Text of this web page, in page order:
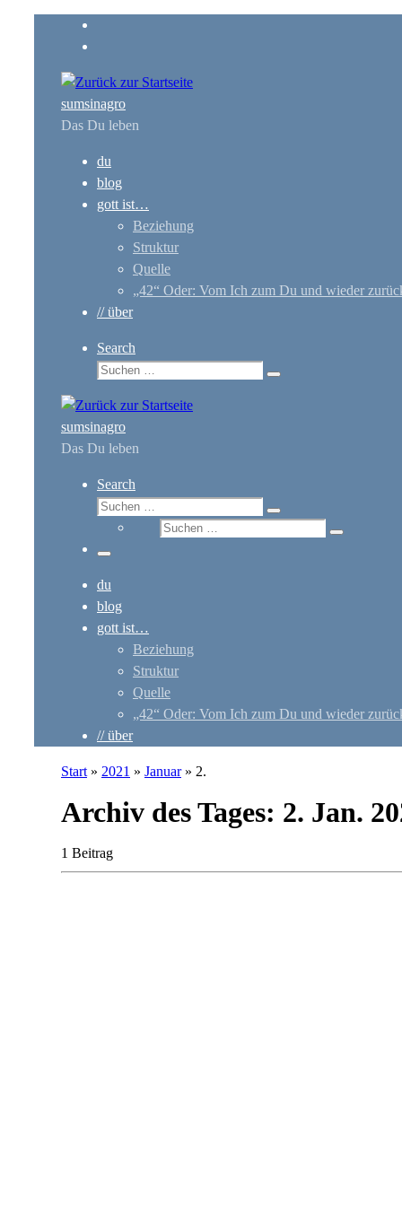
sumsinagro
Das Du leben
du
blog
gott ist…
Beziehung
Struktur
Quelle
„42“ Oder: Vom Ich zum Du und wieder
// über
Search
Suche
Suchen …
sumsinagro
Das Du leben
Search
Suche
Suchen …
Suche
Suchen …
Menü
du
blog
gott ist…
Beziehung
Struktur
Quelle
„42“ Oder: Vom Ich zum Du und wieder
// über
Start » 2021 » Januar » 2.
Archiv des Tages: 2. Jan.
1 Beitrag